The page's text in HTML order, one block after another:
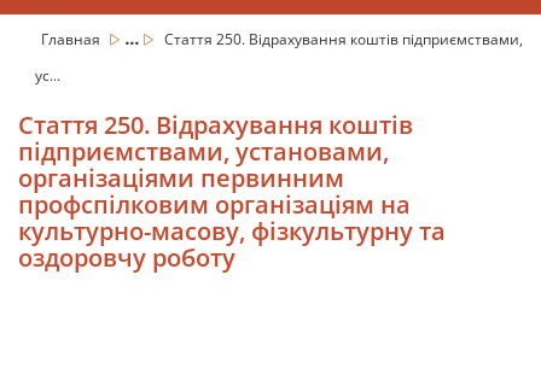
Главная ...
Стаття 250. Відрахування коштів підприємствами,
ус...
Стаття 250. Відрахування коштів
підприємствами, установами,
організаціями первинним
профспілковим організаціям на
культурно-масову, фізкультурну та
оздоровчу роботу